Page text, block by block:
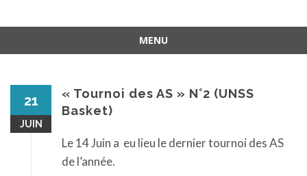
MENU
21
JUIN
« Tournoi des AS » N°2 (UNSS
Basket)
Le 14 Juin a eu lieu le dernier tournoi des AS
de l’année.